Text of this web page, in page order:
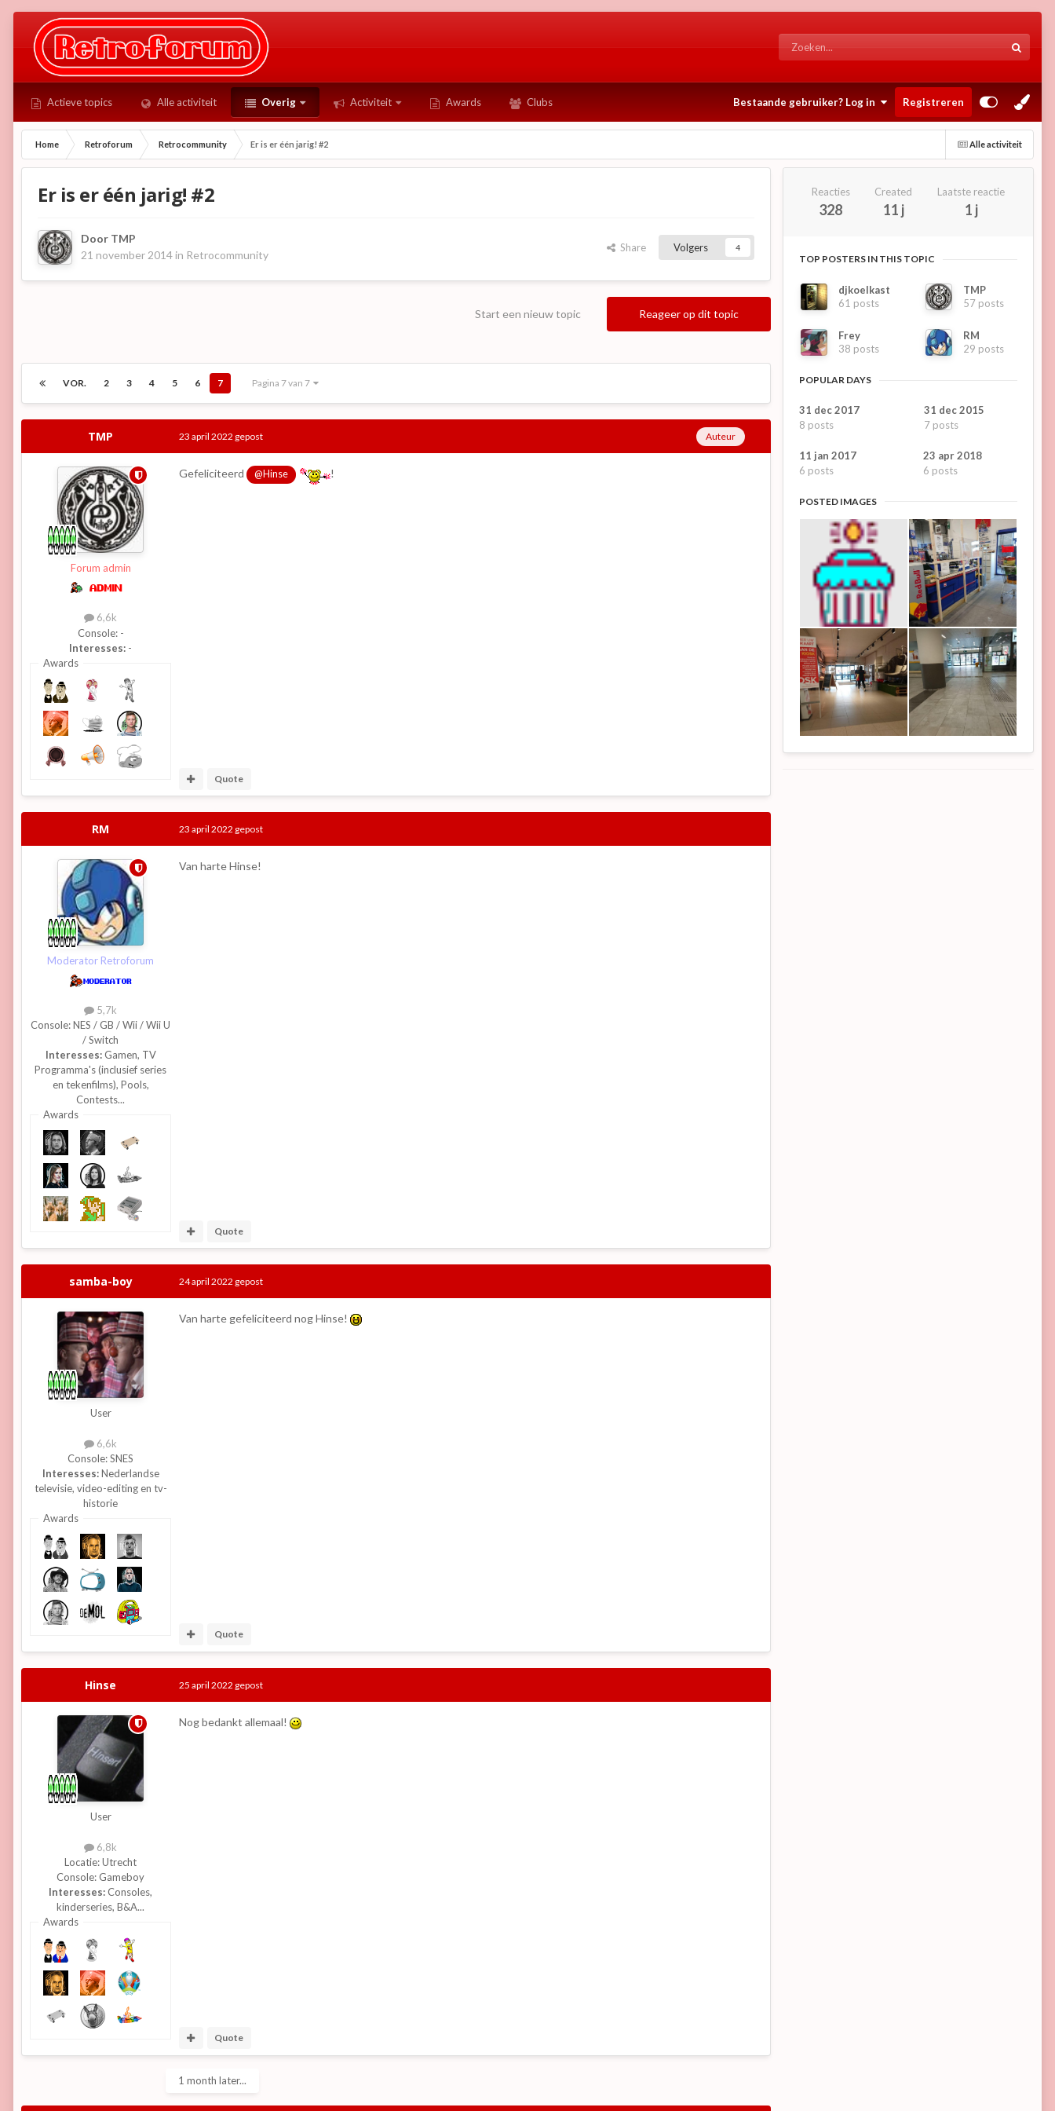
Actieve topics Alle activiteit Overig Activiteit Awards Clubs Bestaande gebruiker? Log in Registreren
Alle activiteit
Home Retroforum Retrocommunity Er is er één jarig! #2
Er is er één jarig! #2
Door TMP
21 november 2014 in Retrocommunity
Share Volgers 4
Reageer op dit topic
Start een nieuw topic
VOR. 2 3 4 5 6 7 Pagina 7 van 7
TMP
Forum admin
6,6k
Console: -
Interesses: -
Awards
Auteur
23 april 2022 gepost
Gefeliciteerd @Hinse !
Quote
RM
Moderator Retroforum
5,7k
Console:NES / GB / Wii / Wii U
/ Switch
Interesses:Gamen, TV
Programma's (inclusief series
en tekenfilms), Pools,
Contests...
Awards
23 april 2022 gepost
Van harte Hinse!
Quote
samba-boy
User
6,6k
Console:SNES
Interesses:Nederlandse
televisie, video-editing en tv-
historie
Awards
24 april 2022 gepost
Van harte gefeliciteerd nog Hinse!
Quote
Hinse
User
6,8k
Locatie:Utrecht
Console: Gameboy
Interesses:Consoles,
kinderseries, B&A...
Awards
25 april 2022 gepost
Nog bedankt allemaal!
Quote
1 month later...
Reacties
328
Created
11 j
Laatste reactie
1 j
TOP POSTERS IN THIS TOPIC
djkoelkast
61 posts
TMP
57 posts
Frey
38 posts
RM
29 posts
POPULAR DAYS
31 dec 2017
8 posts
31 dec 2015
7 posts
11 jan 2017
6 posts
23 apr 2018
6 posts
POSTED IMAGES